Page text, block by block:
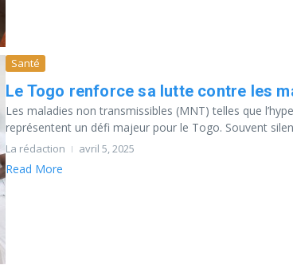
Santé
Le Togo renforce sa lutte contre les
Les maladies non transmissibles (MNT) telles que
représentent un défi majeur pour le Togo. Souvent
La rédaction avril 5, 2025
Read More